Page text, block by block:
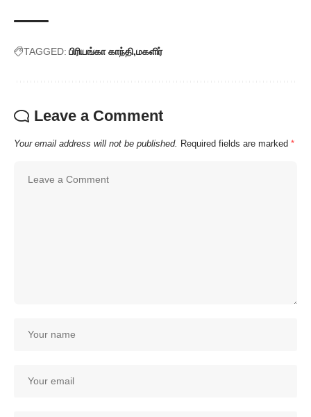
TAGGED: பிரியங்கா காந்தி மகளிர்
Leave a Comment
Your email address will not be published. Required fields are marked *